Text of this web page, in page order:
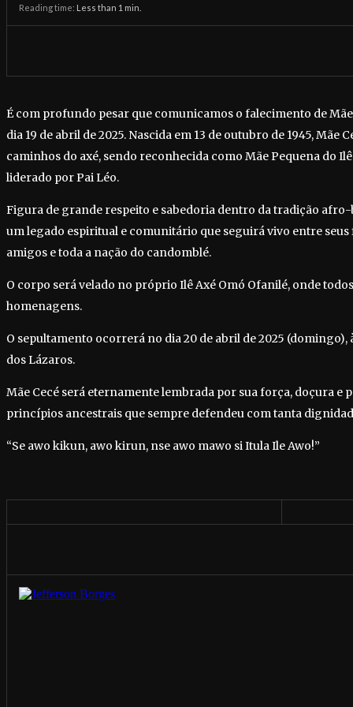
Reading time: Less than 1 min.
É com profundo pesar que comunicamos o falecimento de
dia 19 de abril de 2025. Nascida em 13 de outubro de 1945, Mãe
caminhos do axé, sendo reconhecida como Mãe Pequena do
liderado por Pai Léo.
Figura de grande respeito e sabedoria dentro da tradição afro-
um legado espiritual e comunitário que seguirá vivo entre seus
amigos e toda a nação do candomblé.
O corpo será velado no próprio Ilê Axé Omó Ofanilé, onde
homenagens.
O sepultamento ocorrerá no dia 20 de abril de 2025 (domingo),
dos Lázaros.
Mãe Cecé será eternamente lembrada por sua força, doçura e
princípios ancestrais que sempre defendeu com tanta
“Se awo kikun, awo kirun, nse awo mawo si Itula Ile Awo!”